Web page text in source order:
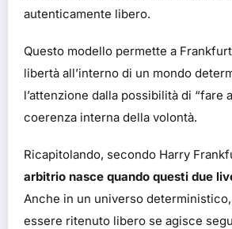
autenticamente libero.
Questo modello permette a
libertà all’interno di un mondo
l’attenzione dalla possibilità di “fare
coerenza interna della volontà.
Ricapitolando, secondo Harry
arbitrio nasce quando questi due
Anche in un universo
essere ritenuto libero se agisce